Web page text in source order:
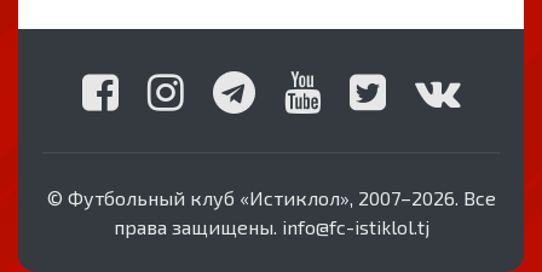
© Футбольный клуб «Истиклол», 2007–2026. Все
права защищены. info@fc-istiklol.tj